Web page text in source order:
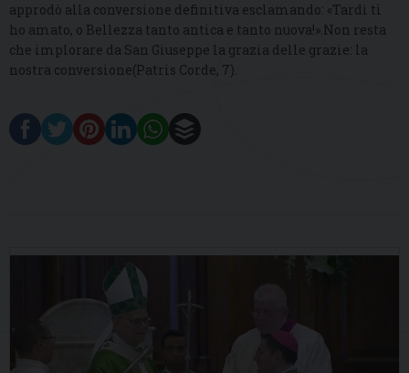
approdò alla conversione definitiva esclamando: «Tardi ti
ho amato, o Bellezza tanto antica e tanto nuova!».Non resta
che implorare da San Giuseppe la grazia delle grazie: la
nostra conversione(Patris Corde, 7).